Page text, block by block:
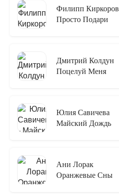
Филипп Киркоров
Просто Подари
Дмитрий Колдун
Поцелуй Меня
Юлия Савичева
Майский Дождь
Ани Лорак
Оранжевые Сны